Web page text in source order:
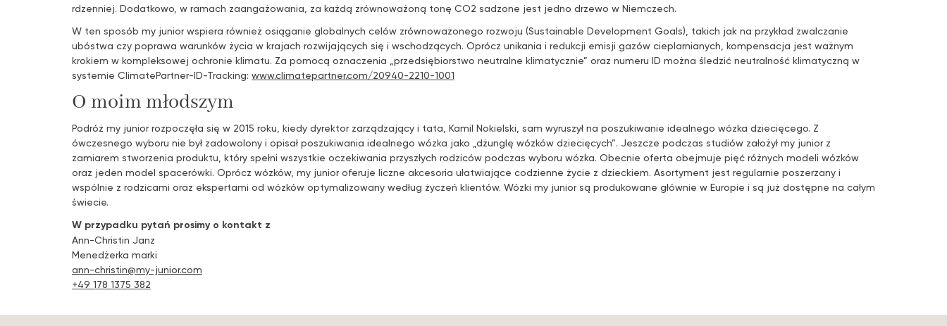
rdzenniej. Dodatkowo, w ramach zaangażowania, za każdą zrównoważoną tonę CO2 sadzone jest jedno drzewo w Niemczech.
W ten sposób my junior wspiera również osiąganie globalnych celów zrównoważonego rozwoju (Sustainable Development Goals), takich jak na przykład zwalczanie
ubóstwa czy poprawa warunków życia w krajach rozwijających się i wschodzących. Oprócz unikania i redukcji emisji gazów cieplarnianych, kompensacja jest ważnym
krokiem w kompleksowej ochronie klimatu. Za pomocą oznaczenia „przedsiębiorstwo neutralne klimatycznie” oraz numeru ID można śledzić neutralność klimatyczną w
systemie ClimatePartner-ID-Tracking: www.climatepartner.com/20940-2210-1001
O moim młodszym
Podróż my junior rozpoczęła się w 2015 roku, kiedy dyrektor zarządzający i tata, Kamil Nokielski, sam wyruszył na poszukiwanie idealnego wózka dziecięcego. Z
ówczesnego wyboru nie był zadowolony i opisał poszukiwania idealnego wózka jako „dżunglę wózków dziecięcych”. Jeszcze podczas studiów założył my junior z
zamiarem stworzenia produktu, który spełni wszystkie oczekiwania przyszłych rodziców podczas wyboru wózka. Obecnie oferta obejmuje pięć różnych modeli wózków
oraz jeden model spacerówki. Oprócz wózków, my junior oferuje liczne akcesoria ułatwiające codzienne życie z dzieckiem. Asortyment jest regularnie poszerzany i
wspólnie z rodzicami oraz ekspertami od wózków optymalizowany według życzeń klientów. Wózki my junior są produkowane głównie w Europie i są już dostępne na całym
świecie.
W przypadku pytań prosimy o kontakt z
Ann-Christin Janz
Menedżerka marki
ann-christin@my-junior.com
+49 178 1375 382